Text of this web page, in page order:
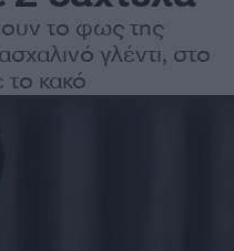
το φως της
γλέντι, στο
το κακό